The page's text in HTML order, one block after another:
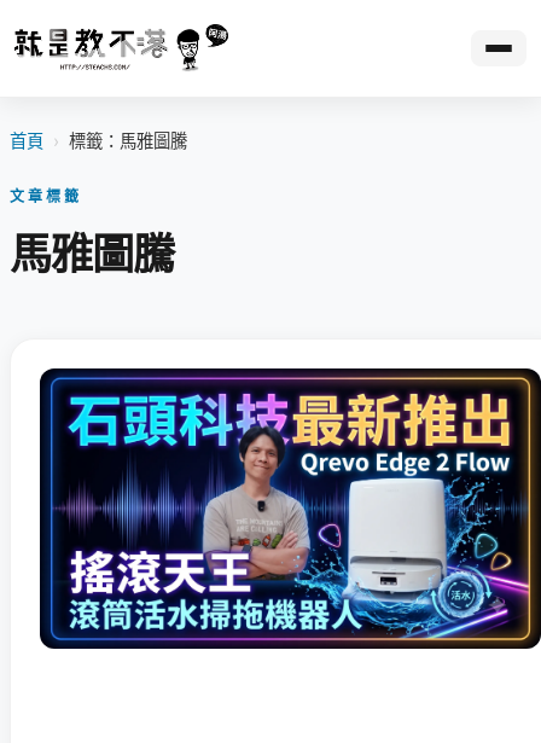
首頁 › 標籤：馬雅圖騰
文章標籤
馬雅圖騰